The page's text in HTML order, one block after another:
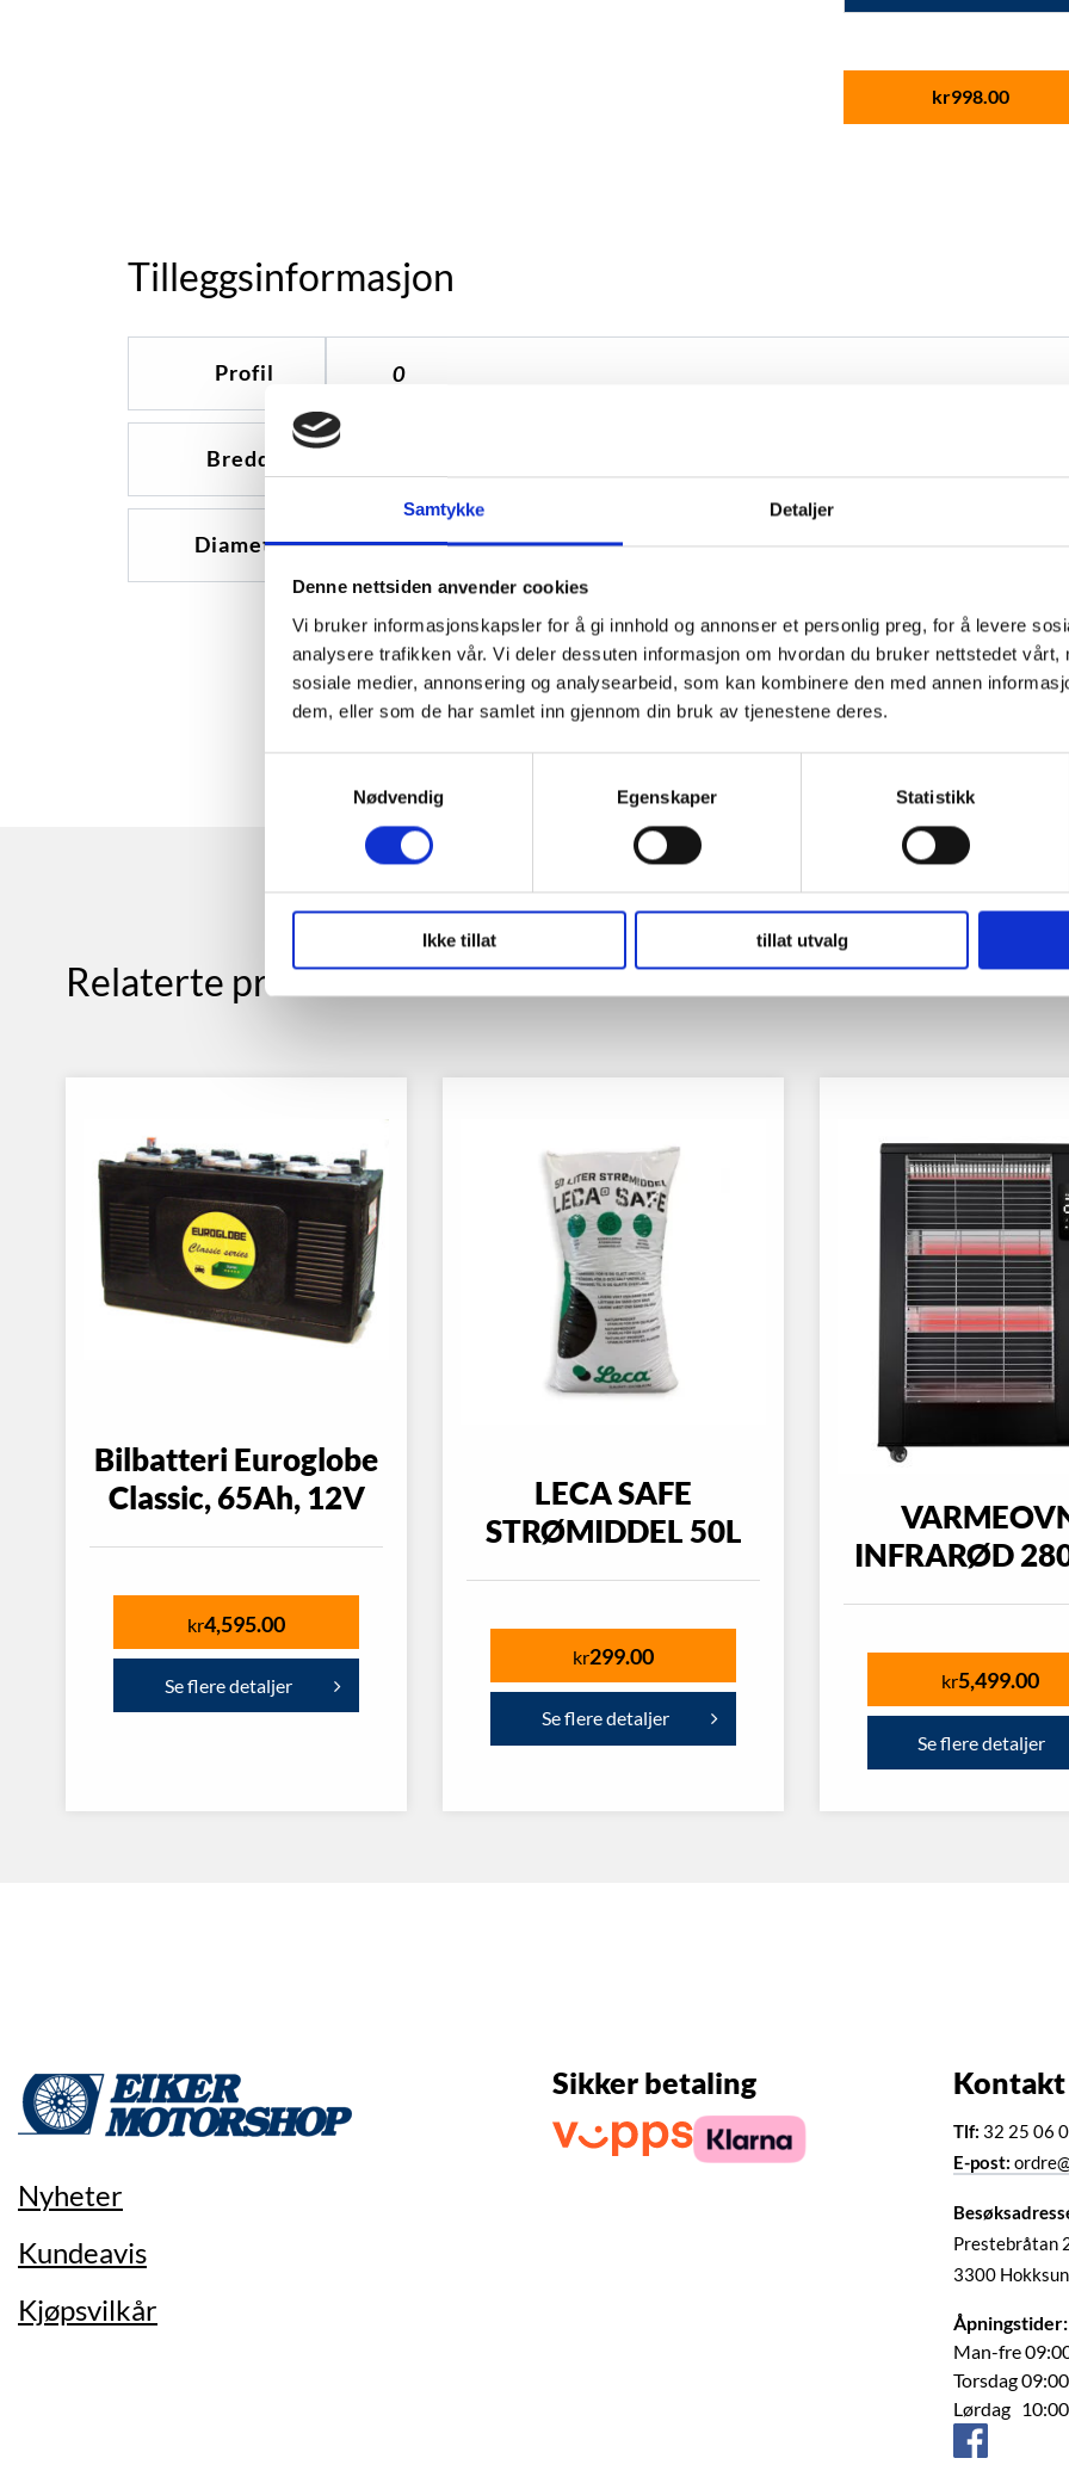
Samtykke Detaljer
Denne nettsiden anvender cookies
Vi bruker informasjonskapsler for å gi innhold og annonser et personlig preg, for å levere
analysere trafikken vår. Vi deler dessuten informasjon om hvordan du bruker nettstedet vårt,
sosiale medier, annonsering og analysearbeid, som kan kombinere den med annen
dem, eller som de har samlet inn gjennom din bruk av tjenestene deres.
Nødvendig
Egenskaper Statistikk
Ikke tillat tillat utvalg
kr998.00
Tilleggsinformasjon
Profil 0
Bredde
Diameter 0
Relaterte produkter
Bilbatteri Euroglobe
Classic, 65Ah, 12V
kr4,595.00
Se flere detaljer
LECA SAFE
STRØMIDDEL 50L
kr299.00
Se flere detaljer
INFRARØD
kr5,499.00
Se flere detaljer
Nyheter
Kundeavis
Kjøpsvilkår
Sikker betaling Kontakt
Tlf: 32 25 06
E-post:
Prestebråtan
3300
Åpningstider:
Man-fre
Torsdag
Lørdag